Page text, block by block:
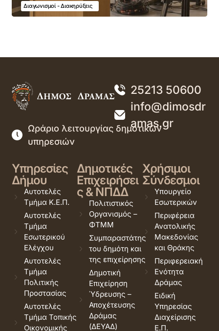
Διαγωνισμοί - Διακηρύξεις
25213 50600
info@dimosdr
amas.gr
Ωράριο λειτουργίας δημοτικών
υπηρεσιών
Υπηρεσίες
Δήμου
Αυτοτελές
Τμήμα Κ.Ε.Π.
Αυτοτελές
Τμήμα
Εσωτερικού
Ελέγχου
Αυτοτελές
Τμήμα
Πολιτικής
Προστασίας
Αυτοτελές
Τμήμα Τοπικής
Οικονομικής
Δημοτικές
Επιχειρήσει
ς & ΝΠΔΔ
Πολιτιστικός
Οργανισμός –
ΦΤΜΜ
Συμπαραστάτης
του δημότη και
της επιχείρησης
Δημοτική
Επιχείρηση
Ύδρευσης –
Αποχέτευσης
Δράμας
(ΔΕΥΑΔ)
Χρήσιμοι
Σύνδεσμοι
Υπουργείο
Εσωτερικών
Περιφέρεια
Ανατολικής
Μακεδονίας
και Θράκης
Περιφερειακή
Ενότητα
Δράμας
Ειδική
Υπηρεσίας
Διαχείρισης
Ε.Π.